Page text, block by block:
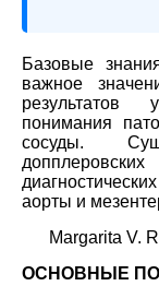
Базовые
важное
результатов
понимания
сосуды.
аорты и
Margarita V.
ОСНОВНЫЕ